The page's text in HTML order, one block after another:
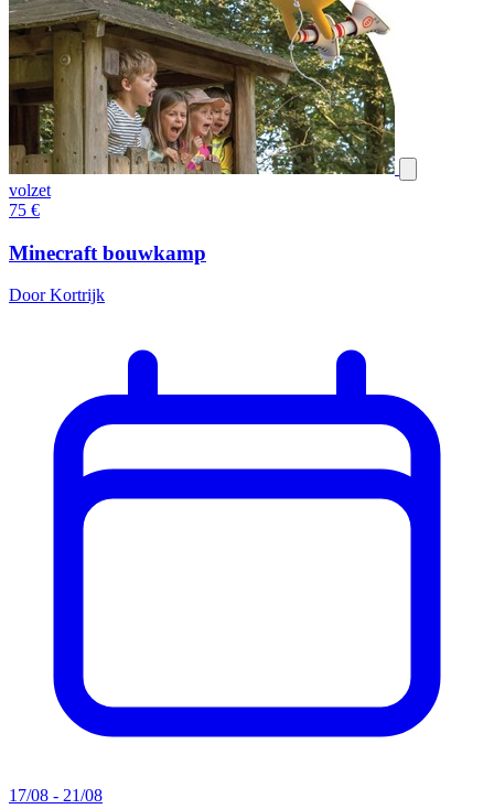
volzet
75 €
Minecraft bouwkamp
Door Kortrijk
17/08 - 21/08